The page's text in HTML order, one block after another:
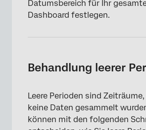
Datumsbereich für Ihr
Dashboard festlegen.
Behandlung leerer
Leere Perioden sind
keine Daten gesammelt
können mit den folgenden